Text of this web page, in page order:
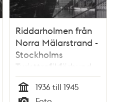
Riddarholmen från
Norra Mälarstrand -
Stockholms
Turisttrafikförbund
Tid
1936 till 1945